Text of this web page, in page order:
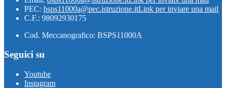
PEC: bsps11000a@pec.istruzione.itLink per inviare una mail
C.F.: 98092930175
Cod. Meccanografico: BSPS11000A
Seguici su
Youtube
Instagram